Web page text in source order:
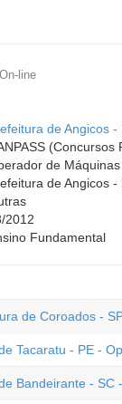
line
de Angicos -
(Concursos
de Máquinas
de Angicos
2012
Fundamental
de Coroados -
Tacaratu - PE -
Bandeirante -